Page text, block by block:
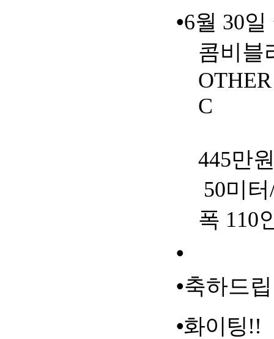
•6월 30일
콤비블
C
445만
50미터
폭 110
•
•축하드
•화이팅 !!